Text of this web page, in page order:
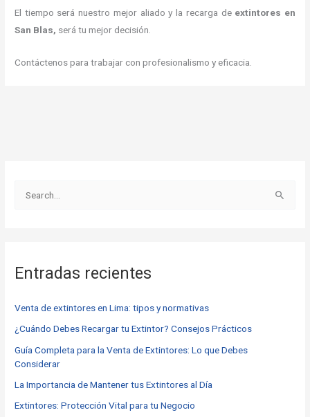
El tiempo será nuestro mejor aliado y la recarga de extintores en
San Blas, será tu mejor decisión.
Contáctenos para trabajar con profesionalismo y eficacia.
a
p
o
r
:
Entradas recientes
Venta de extintores en Lima: tipos y normativas
¿Cuándo Debes Recargar tu Extintor? Consejos Prácticos
Guía Completa para la Venta de Extintores: Lo que Debes
Considerar
La Importancia de Mantener tus Extintores al Día
Extintores: Protección Vital para tu Negocio